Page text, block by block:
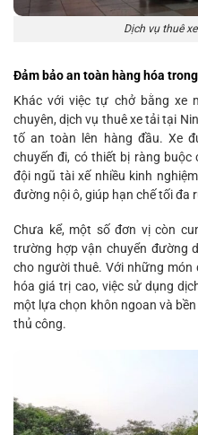
Dịch vụ thuê
Đảm bảo an toàn hàng hóa
Khác với việc tự chở bằng xe
chuyên, dịch vụ thuê xe tải tại
tố an toàn lên hàng đầu. Xe
chuyến đi, có thiết bị ràng buộc
đội ngũ tài xế nhiều kinh
đường nội ô, giúp hạn chế tối đa
Chưa kể, một số đơn vị còn
trường hợp vận chuyển đường
cho người thuê. Với những món
hóa giá trị cao, việc sử dụng
một lựa chọn khôn ngoan và
thủ công.